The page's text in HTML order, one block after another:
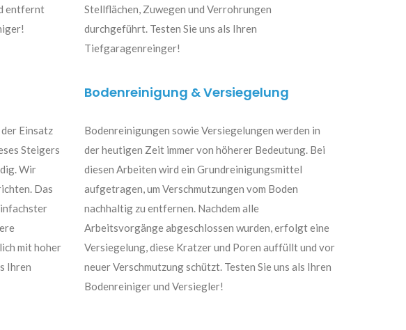
entfernt
Stellflächen, Zuwegen und Verrohrungen
durchgeführt. Testen Sie uns als Ihren
Tiefgaragenreinger!
Einsatz
Steigers
Wir
Das
mit hoher
Ihren
Bodenreinigung & Versiegelung
Bodenreinigungen sowie Versiegelungen werden in
der heutigen Zeit immer von höherer Bedeutung. Bei
diesen Arbeiten wird ein Grundreinigungsmittel
aufgetragen, um Verschmutzungen vom Boden
nachhaltig zu entfernen. Nachdem alle
Arbeitsvorgänge abgeschlossen wurden, erfolgt eine
Versiegelung, diese Kratzer und Poren auffüllt und vor
neuer Verschmutzung schützt. Testen Sie uns als Ihren
Bodenreiniger und Versiegler!